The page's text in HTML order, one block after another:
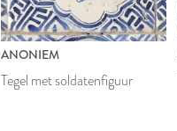
ANONIEM
Tegel met soldatenfiguur